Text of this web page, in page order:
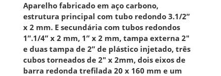
Aparelho fabricado em aço carbono,
estrutura principal com tubo redondo 3.1/2”
x 2 mm. E secundária com tubos redondos
1”.1/4” x 2 mm, 1” x 2 mm, tampa externa 2"
e duas tampa de 2” de plástico injetado, três
cubos torneados de 2" x 2mm, dois eixos de
barra redonda trefilada 20 x 160 mm e um